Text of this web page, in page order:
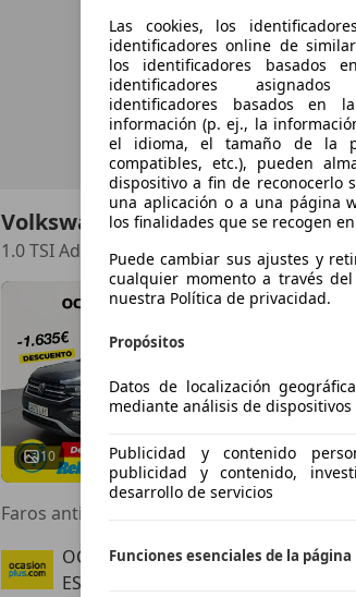
Volkswagen T-Cross
1.0 TSI Advance
10
€
05/
OCASIONPLUS ZARAGOZA
ES-50013 ZARAGOZA
Las cookies, los
identificadores online de
los identificadores basados
identificadores
identificadores basados en
información (p. ej., la
el idioma, el tamaño de la
compatibles, etc.), pueden
dispositivo a fin de reconocerlo
una aplicación o a una página
los finalidades que se recogen
Puede cambiar sus ajustes y
cualquier momento a través
nuestra Política de privacidad.
Propósitos
Datos de localización
mediante análisis de dispositivos
Publicidad y contenido
publicidad y contenido,
desarrollo de servicios
Funciones esenciales de la página